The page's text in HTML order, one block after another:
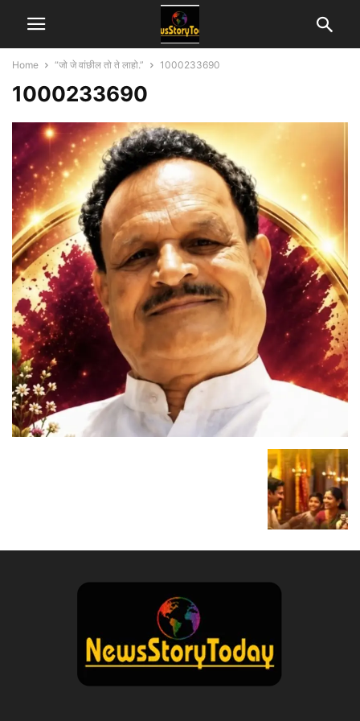
Home “जो जे वांछील तो ते लाहो.” 1000233690
1000233690